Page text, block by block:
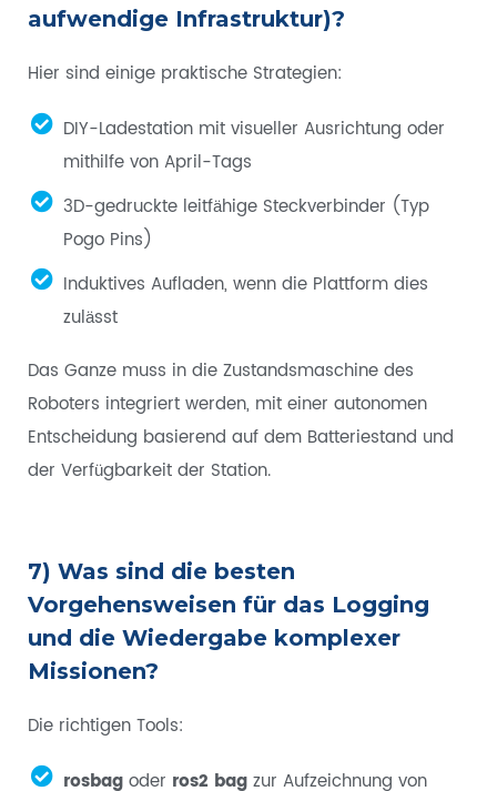
aufwendige Infrastruktur)?
Hier sind einige praktische Strategien:
DIY-Ladestation mit visueller Ausrichtung oder
mithilfe von April-Tags
3D-gedruckte leitfähige Steckverbinder (Typ
Pogo Pins)
Induktives Aufladen, wenn die Plattform dies
zulässt
Das Ganze muss in die Zustandsmaschine des
Roboters integriert werden, mit einer autonomen
Entscheidung basierend auf dem Batteriestand und
der Verfügbarkeit der Station.
7) Was sind die besten
Vorgehensweisen für das Logging
und die Wiedergabe komplexer
Missionen?
Die richtigen Tools:
rosbag oder ros2 bag zur Aufzeichnung von